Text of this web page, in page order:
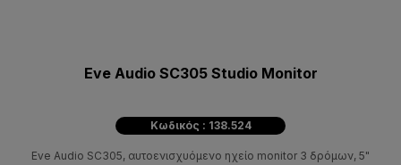
Eve Audio SC305 Studio Monitor
Κωδικός : 138.524
Eve Audio SC305, αυτοενισχυόμενο ηχείο monitor 3 δρόμων, 5"